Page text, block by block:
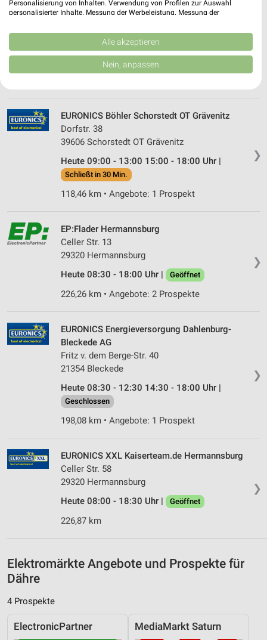
❯
MediaMarkt Saturn Wolfsburg
38444 Wolfsburg
Heute 10:00 - 19:00 Uhr |
❯
EURONICS Böhler Schorstedt OT Grävenitz
Dorfstr. 38
39606 Schorstedt OT Grävenitz
Heute 09:00 - 13:00 15:00 - 18:00 Uhr |
Schließt in 30 Min.
118,46 km • Angebote: 1 Prospekt
❯
EP:Flader Hermannsburg
Celler Str. 13
29320 Hermannsburg
Heute 08:30 - 18:00 Uhr |
Geöffnet
226,26 km • Angebote: 2 Prospekte
❯
EURONICS Energieversorgung Dahlenburg-
Bleckede AG
Fritz v. dem Berge-Str. 40
21354 Bleckede
Heute 08:30 - 12:30 14:30 - 18:00 Uhr |
Geschlossen
198,08 km • Angebote: 1 Prospekt
❯
EURONICS XXL Kaiserteam.de Hermannsburg
Celler Str. 58
29320 Hermannsburg
Heute 08:00 - 18:30 Uhr |
Geöffnet
226,87 km
Elektromärkte Angebote und Prospekte für
Dähre
4 Prospekte
ElectronicPartner MediaMarkt Saturn
Personalisierung von Inhalten. Verwendung von Profilen zur Auswahl
personalisierter Inhalte. Messung der Werbeleistung. Messung der
Kombinationen von Daten aus verschiedenen Quellen. Entwicklung und
Verbesserung der Angebote. Verwendung reduzierter Daten zur Auswahl
von Inhalten.
Daten können außerhalb der Europäischen Union weitergegeben und in die
Website/App.
Partnerliste anzeigen (1 IAB-Anbieter)
Wir nutzen Ihre Daten für folgende Zwecke:
IAB-Verarbeitungszwecke:
Speichern von oder Zugriff auf Informationen
auf einem Endgerät
Verwendung reduzierter Daten zur Auswahl von
Werbeanzeigen
Erstellung von Profilen für personalisierte
Werbung
Verwendung von Profilen zur Auswahl
personalisierter Werbung
Erstellung von Profilen zur Personalisierung
Verwendung von Profilen zur Auswahl
personalisierter Inhalte
Messung der Werbeleistung
Messung der Performance von Inhalten
Kombinationen von Daten aus verschiedenen
Entwicklung und Verbesserung der Angebote
Verwendung reduzierter Daten zur Auswahl von
Informationen identifizieren
Nicht-IAB-Verarbeitungszwecke:
Notwendig
Performance
Alle akzeptieren
Nein, anpassen